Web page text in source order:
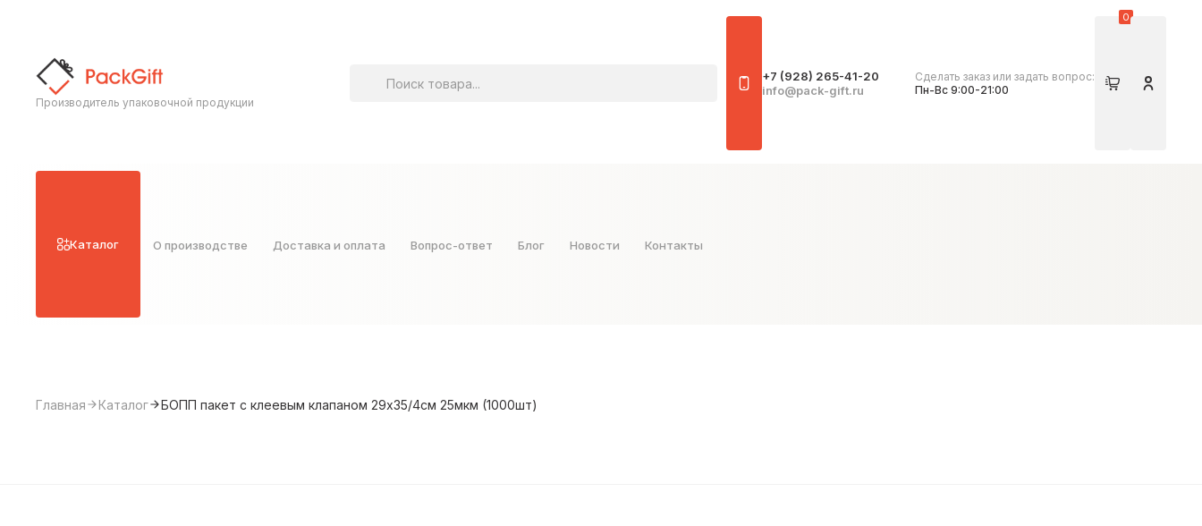
Производитель упаковочной продукции
+7 (928) 265-41-20
info@pack-gift.ru
Сделать заказ или задать вопрос:
Пн-Вс 9:00-21:00
Корзина
0
Личный
Каталог О производстве Доставка и оплата Вопрос-ответ Блог Новости Контакты
Главная Каталог БОПП пакет с клеевым клапаном 29х35/4см 25мкм (1000шт)